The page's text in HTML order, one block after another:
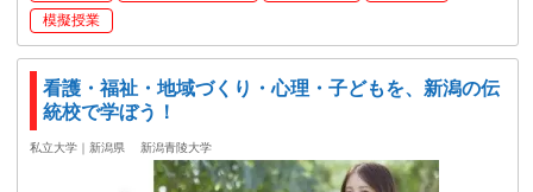
模擬授業
看護・福祉・地域づくり・心理・子どもを、新潟の伝
統校で学ぼう！
私立大学｜新潟県 新潟青陵大学